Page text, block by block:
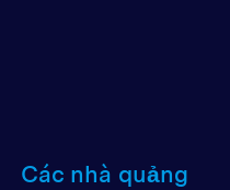
Các nhà quảng